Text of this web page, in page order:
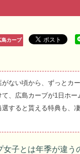
島カープ
ない頃から、ずっとカ
、広島カープが1日ホー
選すると貰える特典も、
女子とは年季が違う